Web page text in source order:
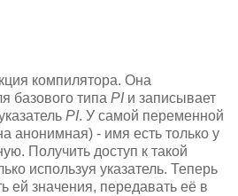
компилятора. Она
базового типа PIи записывает
PI. У самой переменной
анонимная) - имя есть только у
Получить доступ к такой
используя указатель. Теперь
ей значения, передавать её в